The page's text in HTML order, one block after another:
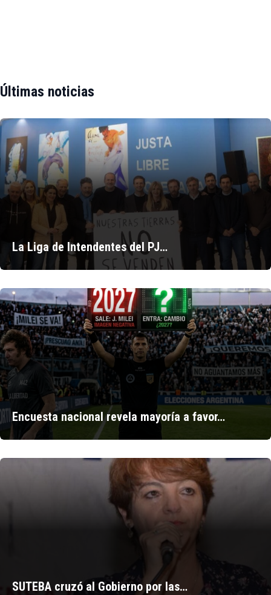
Últimas noticias
La Liga de Intendentes del PJ…
Encuesta nacional revela mayoría a favor…
SUTEBA cruzó al Gobierno por las…